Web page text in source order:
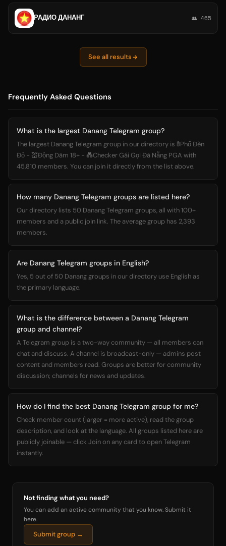
РАДИО ДАНАНГ 👥 465
See all results
Frequently Asked Questions
What is the largest Danang Telegram group?
The largest Danang Telegram group in our directory is 🚦Phố Đèn
Đỏ - 💒Động Dâm 18+ - 💑Checker Gái Gọi Đà Nẵng PGA with
45,810 members. You can join it directly from the list above.
How many Danang Telegram groups are listed here?
Our directory lists 50 Danang Telegram groups, all with 100+
members and a public join link. The average group has 2,393
members.
Are Danang Telegram groups in English?
Yes, 5 out of 50 Danang groups in our directory use English as
the primary language.
What is the difference between a Danang Telegram
group and channel?
A Telegram group is a two-way community — all members can
chat and discuss. A channel is broadcast-only — admins post
content and members read. Groups are better for community
discussion; channels for news and updates.
How do I find the best Danang Telegram group for me?
Check member count (larger = more active), read the group
description, and look at the language. All groups listed here are
publicly joinable — click Join on any card to open Telegram
instantly.
Not finding what you need?
You can add an active community that you know. Submit it
here.
Submit group →